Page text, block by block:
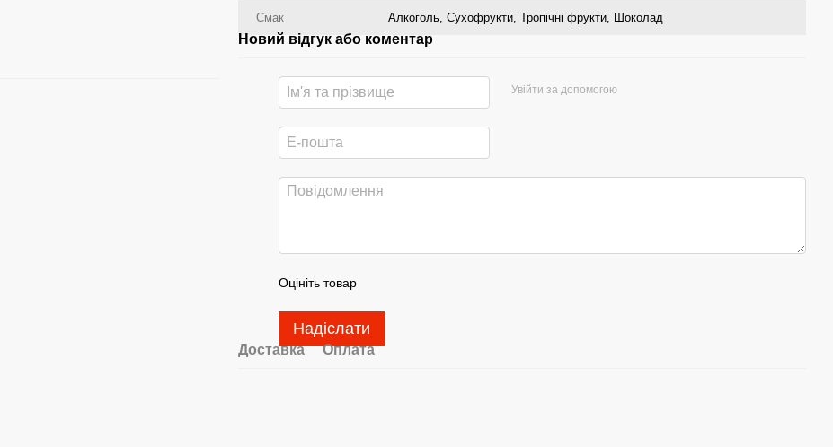
Смак Алкоголь, Сухофрукти, Тропічні фрукти, Шоколад
Новий відгук або коментар
Увійти за допомогою
Оцініть товар
Надіслати
Доставка Оплата